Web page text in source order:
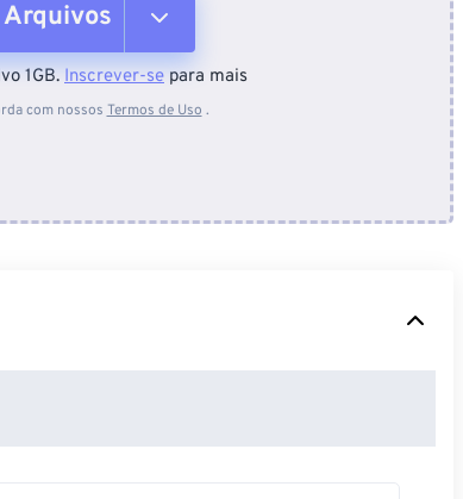
1GB. Inscrever-se para mais
com nossos Termos de Uso .